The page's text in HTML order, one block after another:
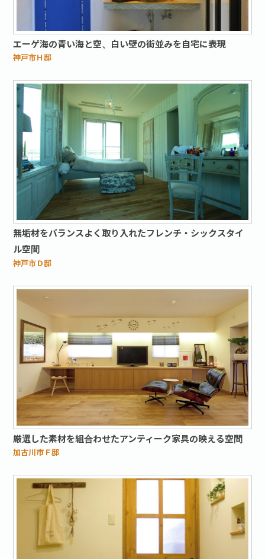
エーゲ海の青い海と空、白い壁の街並みを自宅に表現
神戸市Ｈ邸
無垢材をバランスよく取り入れたフレンチ・シックスタイ
ル空間
神戸市Ｄ邸
厳選した素材を組合わせたアンティーク家具の映える空間
加古川市Ｆ邸